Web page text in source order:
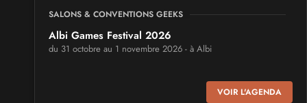
SALONS & CONVENTIONS GEEKS
Albi Games Festival 2026
du 31 octobre au 1 novembre 2026 - à Albi
VOIR L'AGENDA